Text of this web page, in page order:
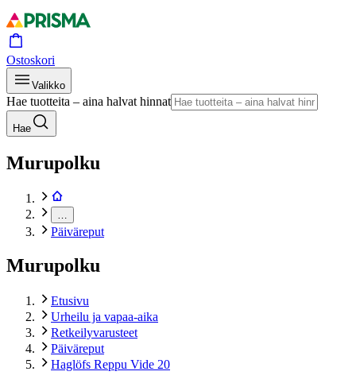
Ostoskori
Valikko
Hae tuotteita – aina halvat hinnat
Hae
Murupolku
Päiväreput
Murupolku
Etusivu
Urheilu ja vapaa-aika
Retkeilyvarusteet
Päiväreput
Haglöfs Reppu Vide 20